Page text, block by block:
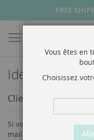
FREE
Identifiant
Clients enregistrés
Si vous avez un compte,
mail.
Vous êtes en
Choisissez